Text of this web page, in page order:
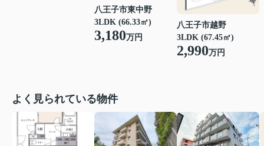
八王子市東中野
3LDK (66.33㎡)
3,180万円
八王子市越野
3LDK (67.45㎡)
2,990万円
よく見られている物件